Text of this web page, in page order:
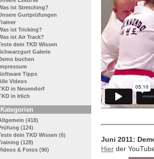
ist Stretching?
Gurtprüfungen
ist Tricking?
ist Air Track?
dein TKD Wissen
Galerie
buchen
Tipps
Videos
in Neuendorf
in Irlich
Kategorien
(418)
(124)
dein TKD Wissen (6)
(128)
& Fotos (96)
Juni 2011:
Hier der